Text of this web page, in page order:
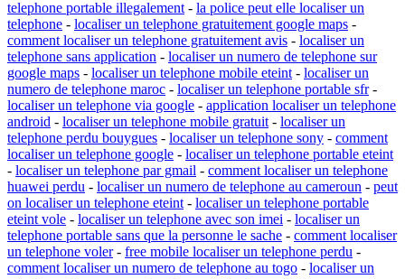
telephone portable illegalement - la police peut elle localiser un
telephone - localiser un telephone gratuitement google maps -
comment localiser un telephone gratuitement avis - localiser un
telephone sans application - localiser un numero de telephone sur
google maps - localiser un telephone mobile eteint - localiser un
numero de telephone maroc - localiser un telephone portable sfr-
localiser un telephone via google - application localiser un telephone
android - localiser un telephone mobile gratuit - localiser un
telephone perdu bouygues - localiser un telephone sony - comment
localiser un telephone google - localiser un telephone portable eteint
- localiser un telephone par gmail - comment localiser un telephone
huawei perdu - localiser un numero de telephone au cameroun - peut
on localiser un telephone eteint - localiser un telephone portable
eteint vole - localiser un telephone avec son imei - localiser un
telephone portable sans que la personne le sache - comment localiser
un telephone voler- free mobile localiser un telephone perdu -
comment localiser un numero de telephone au togo - localiser un